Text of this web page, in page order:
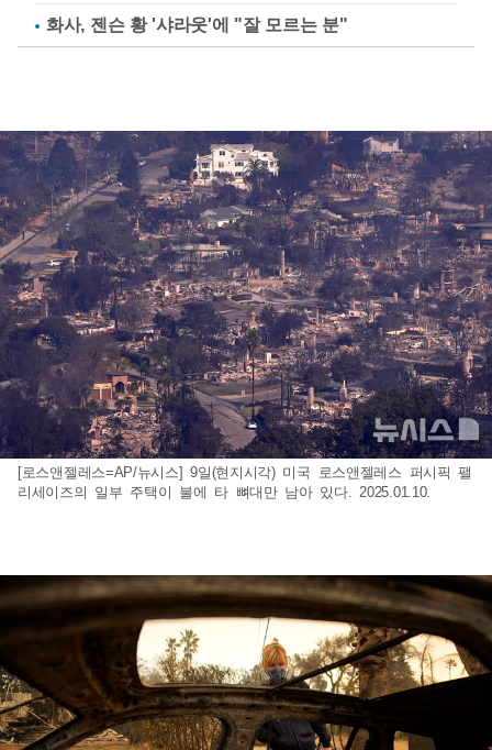
화사, 젠슨 황 '샤라웃'에 "잘 모르는 분"
[로스앤젤레스=AP/뉴시스] 9일(현지시각) 미국 로스앤젤레스 퍼시픽 팰
리세이즈의 일부 주택이 불에 타 뼈대만 남아 있다. 2025.01.10.